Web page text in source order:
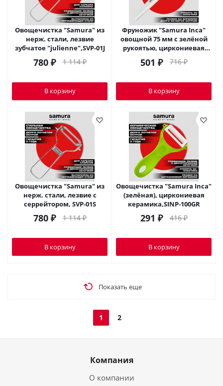
Овощечистка "Samura" из
нерж. стали, лезвие
зубчатое "julienne",SVP-01J
780₽ 1 114₽
В корзину
Фруножик "Samura Inca"
овощной 75 мм с зелёной
рукоятью, циркониевая
керамика,SIN-0011GRN
501 ₽ 716₽
В корзину
Овощечистка "Samura" из
нерж. стали, лезвие с
серрейтором, SVP-01S
780₽ 1 114₽
В корзину
Овощечистка "Samura Inca"
(зелёная), циркониевая
керамика,SINP-100GR
291 ₽ 416₽
В корзину
Показать еще
1 2
Компания
О компании